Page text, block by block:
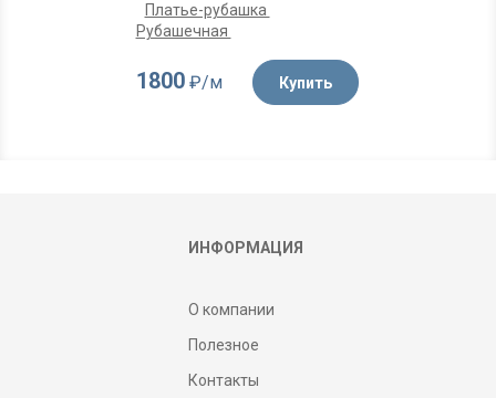
Платье-рубашка
Рубашечная
1800₽/м Купить
ИНФОРМАЦИЯ
О компании
Полезное
Контакты